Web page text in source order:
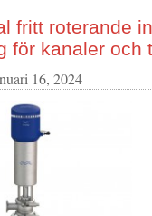
fritt roterande
för kanaler och
16, 2024